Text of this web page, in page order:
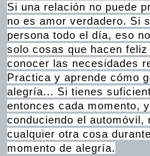
Si una relación no puede
no es amor verdadero. Si
persona todo el día, eso
solo cosas que hacen
conocer las necesidades
Practica y aprende cómo
alegría... Si tienes
entonces cada momento,
conduciendo el automóvil,
cualquier otra cosa
momento de alegría.